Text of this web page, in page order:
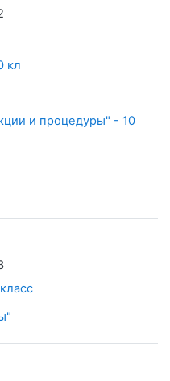
кл задач
и процедуры" - 10
Условия задач
задач